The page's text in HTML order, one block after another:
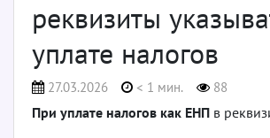
реквизиты
уплате налогов
27.03.2026 < 1 мин. 88
При уплате налогов как ЕНП в